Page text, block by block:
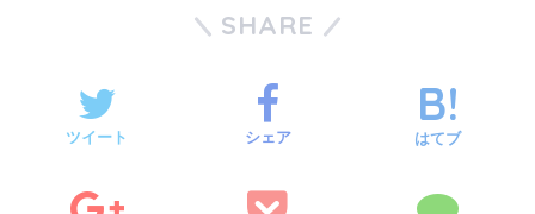
SHARE
ツイート シェア はてブ